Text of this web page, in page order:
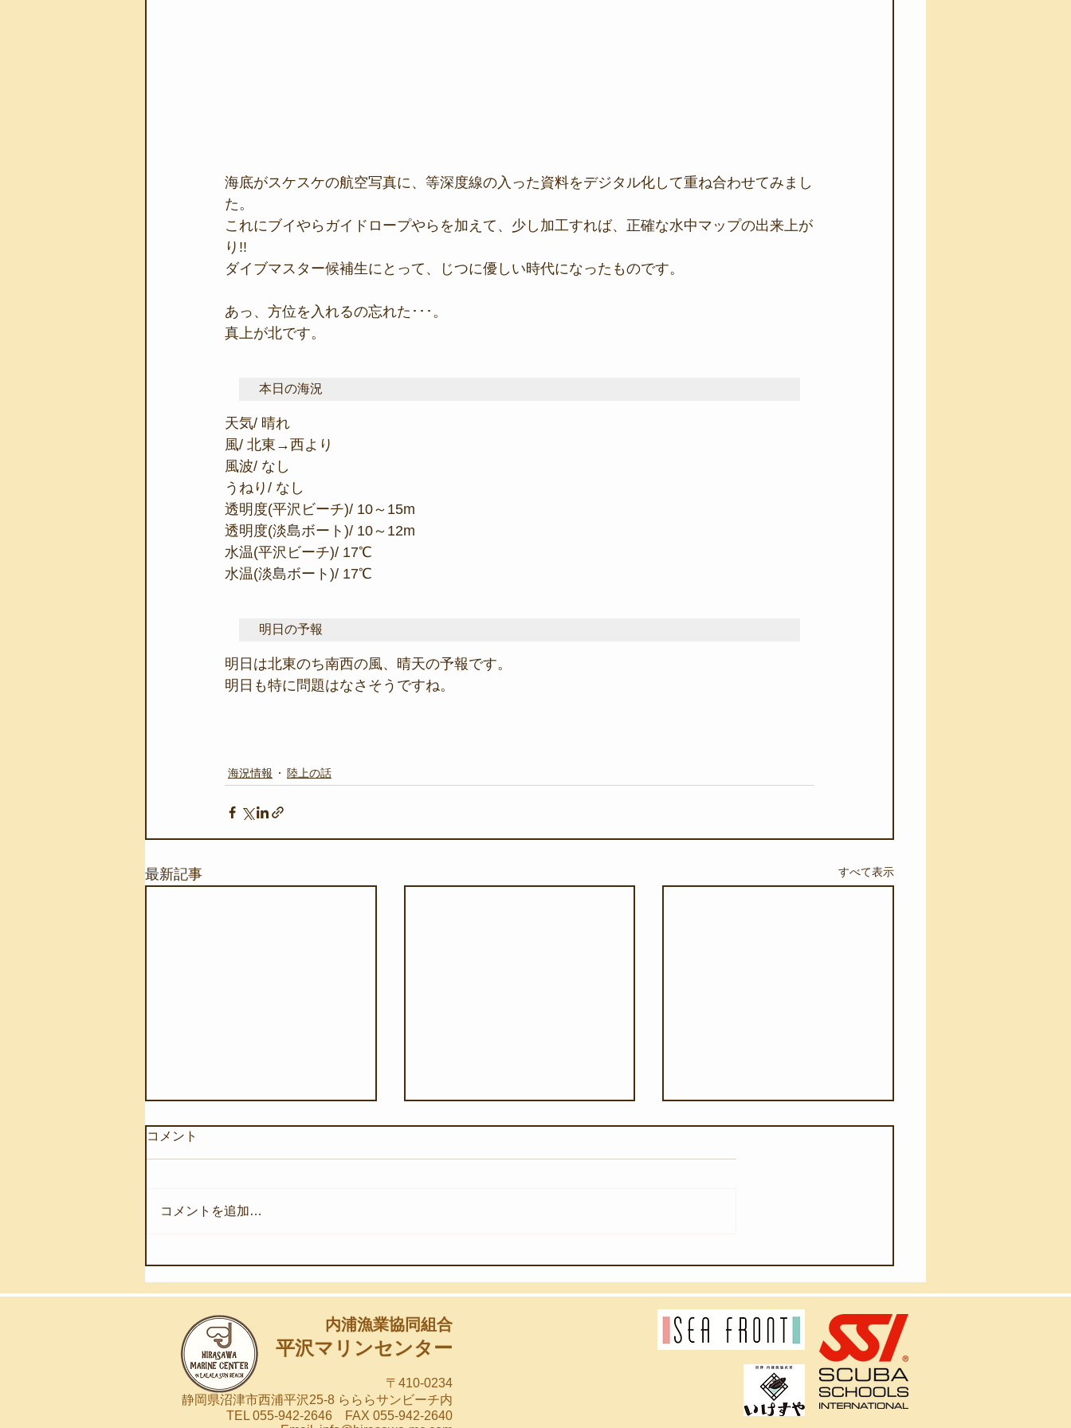
海底がスケスケの航空写真に、等深度線の入った資料をデジタル化して重ね合わせてみまし
た。
これにブイやらガイドロープやらを加えて、少し加工すれば、正確な水中マップの出来上が
り!!
ダイブマスター候補生にとって、じつに優しい時代になったものです。
あっ、方位を入れるの忘れた･･･。
真上が北です。
本日の海況
天気/ 晴れ
風/ 北東→西より
風波/ なし
うねり/ なし
透明度(平沢ビーチ)/ 10～15m
透明度(淡島ボート)/ 10～12m
水温(平沢ビーチ)/ 17℃
水温(淡島ボート)/ 17℃
明日の予報
明日は北東のち南西の風、晴天の予報です。
明日も特に問題はなさそうですね。
海況情報 陸上の話
最新記事 すべて表示
コメント
コメントを追加…
内浦漁業協同組合
平沢マリンセンター
〒410-0234
静岡県沼津市西浦平沢25-8 らららサンビーチ内
TEL 055-942-2646 FAX 055-942-2640